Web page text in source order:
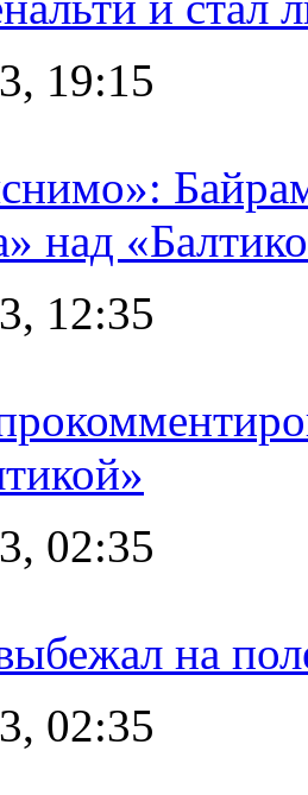
19:15
над
12:35
02:35
на
02:35